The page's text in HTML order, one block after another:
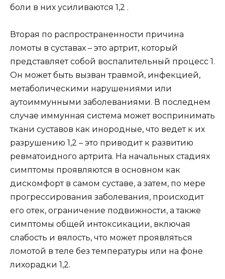
боли в них усиливаются 1,2 .
Вторая по распространенности причина
ломоты в суставах – это артрит, который
представляет собой воспалительный процесс 1.
Он может быть вызван травмой, инфекцией,
метаболическими нарушениями или
аутоиммунными заболеваниями. В последнем
случае иммунная система может воспринимать
ткани суставов как инородные, что ведет к их
разрушению 1,2 – это приводит к развитию
ревматоидного артрита. На начальных стадиях
симптомы проявляются в основном как
дискомфорт в самом суставе, а затем, по мере
прогрессирования заболевания, происходит
его отек, ограничение подвижности, а также
симптомы общей интоксикации, включая
слабость и вялость, что может проявляться
ломотой в теле без температуры или на фоне
лихорадки 1,2.